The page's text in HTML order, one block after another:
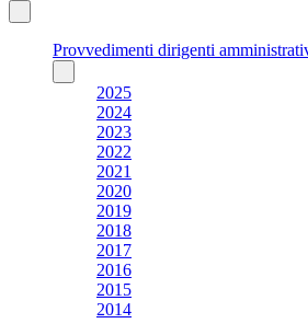
Provvedimenti dirigenti
2025
2024
2023
2022
2021
2020
2019
2018
2017
2016
2015
2014